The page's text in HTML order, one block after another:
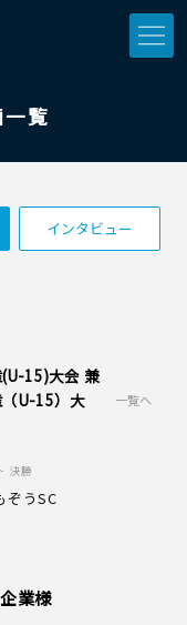
覧
インタビュー
15)大会 兼
U-15）大
一覧へ
決勝
ぞうSC
業様